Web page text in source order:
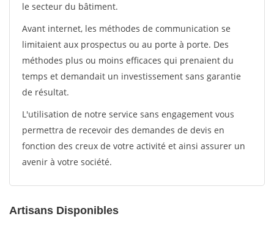
le secteur du bâtiment.
Avant internet, les méthodes de communication se
limitaient aux prospectus ou au porte à porte. Des
méthodes plus ou moins efficaces qui prenaient du
temps et demandait un investissement sans garantie
de résultat.
L'utilisation de notre service sans engagement vous
permettra de recevoir des demandes de devis en
fonction des creux de votre activité et ainsi assurer un
avenir à votre société.
Artisans Disponibles